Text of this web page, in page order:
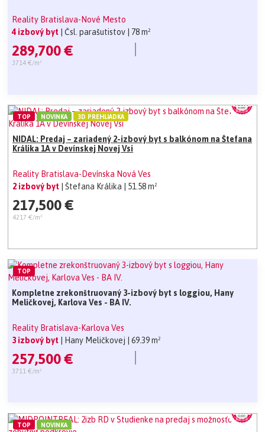
Reality Bratislava-Nové Mesto
4 izbový byt
| Čsl. parašutistov | 78 m²
289,700 €
3714 €/m²
NIDAL: Predaj – zariadený 2-izbový byt s balkónom na Štefana
Králika 1A v Devínskej Novej Vsi
Reality Bratislava-Devínska Nová Ves
2 izbový byt | Štefana Králika | 51.58 m²
217,500 €
4217 €/m²
TOP NOVINKA 3D PREHLIADKA
Kompletne zrekonštruovaný 3-izbový byt s loggiou, Hany
Meličkovej, Karlova Ves - BA IV.
Reality Bratislava-Karlova Ves
3 izbový byt
| Hany Meličkovej | 69.39 m²
257,500 €
3711 €/m²
TOP
TOP NOVINKA